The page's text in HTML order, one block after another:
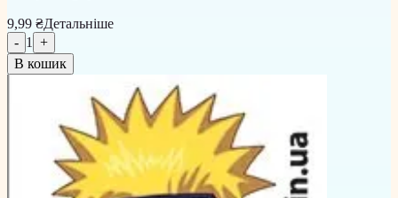
9,99 ₴Детальніше
- 1
+
В кошик